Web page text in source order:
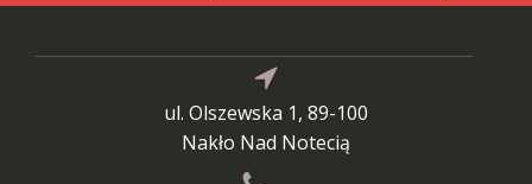
ul. Olszewska 1, 89-100
Nakło Nad Notecią